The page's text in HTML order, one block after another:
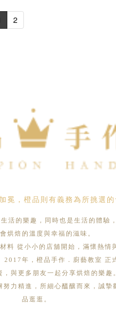
2
冕，橙品則有義務為所挑選
活的樂趣，同時也是生活的體驗
烘焙的溫度與幸福的滋味。
料 從小小的店舖開始，滿懷熱情
2017年，橙品手作．廚藝教室 正
，與更多朋友一起分享烘焙的樂趣
努力精進，所細心醞釀而來，誠摯
品逛逛。